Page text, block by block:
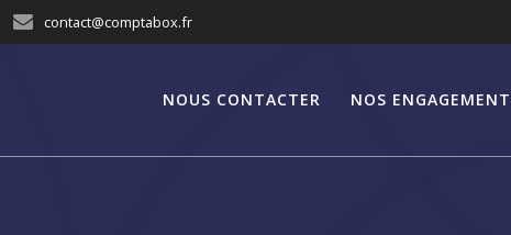
contact@comptabox.fr
NOUS CONTACTER NOS